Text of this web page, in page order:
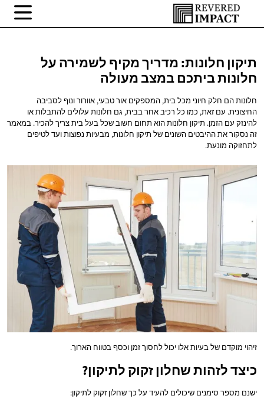
תיקון חלונות: מדריך מקיף לשמירה על
חלונות ביתכםבמצב מעולה
חלונות הם חלק חיוני מכל בית, המספקים אור טבעי, אוורור ונוף לסביבה
החיצונית. עם זאת, כמו כל רכיב אחר בבית, גם חלונות עלולים להתבלות או
להינזק עם הזמן. תיקון חלונות הוא תחום חשוב שכל בעל בית צריך להכיר. במאמר
זה נסקור את ההיבטים השונים של תיקון חלונות, מבעיות נפוצות ועד לטיפים
לתחזוקה מונעת.
זיהוי מוקדם של בעיות אלו יכול לחסוך זמן וכסף בטווח הארוך.
כיצד לזהות שחלון זקוק לתיקון?
ישנם מספר סימנים שיכולים להעיד על כך שחלון זקוק לתיקון: